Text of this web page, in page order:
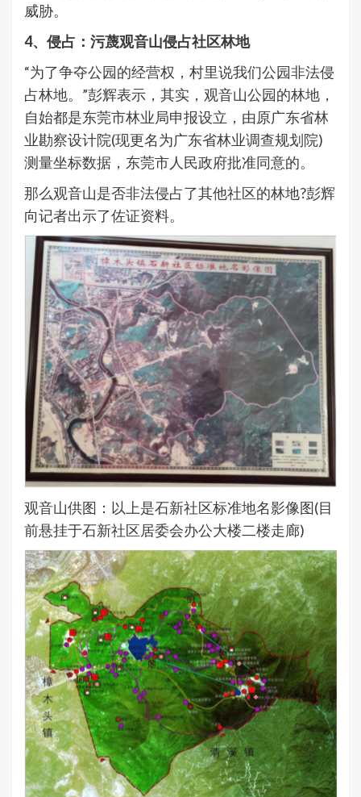
威胁。
4、侵占：污蔑观音山侵占社区林地
“为了争夺公园的经营权，村里说我们公园非法侵
占林地。”彭辉表示，其实，观音山公园的林地，
自始都是东莞市林业局申报设立，由原广东省林
业勘察设计院(现更名为广东省林业调查规划院)
测量坐标数据，东莞市人民政府批准同意的。
那么观音山是否非法侵占了其他社区的林地?彭辉
向记者出示了佐证资料。
观音山供图：以上是石新社区标准地名影像图(目
前悬挂于石新社区居委会办公大楼二楼走廊)